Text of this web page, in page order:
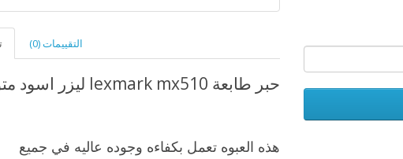
التقييمات (0)
حبر طابعة lexmark mx510 ليزر اسود متوافق
هذه العبوه تعمل بكفاءه وجوده عاليه في جميع